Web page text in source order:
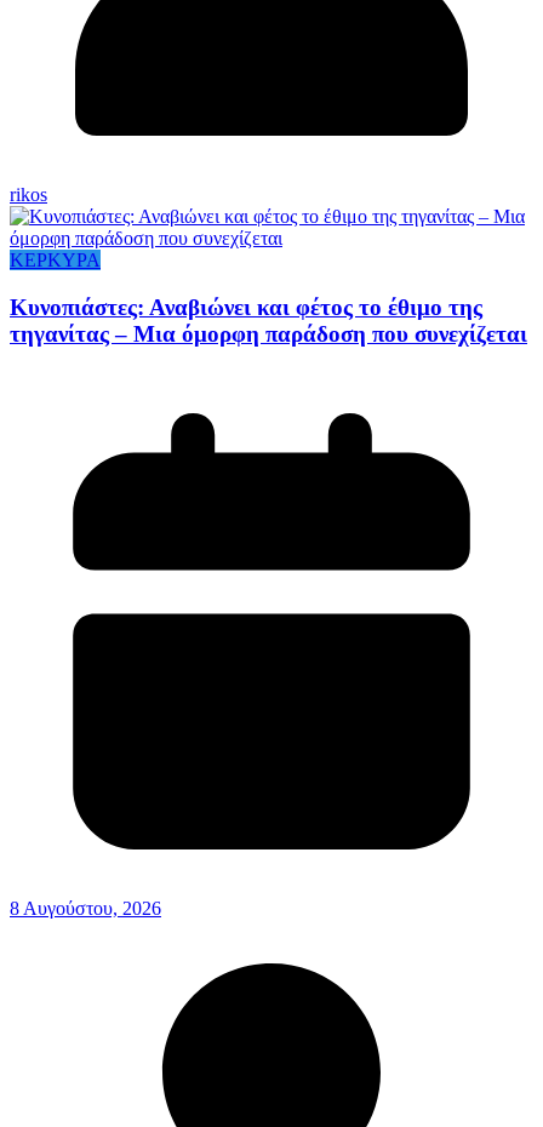
rikos
ΚΕΡΚΥΡΑ
Κυνοπιάστες: Αναβιώνει και φέτος το έθιμο της
τηγανίτας – Μια όμορφη παράδοση που συνεχίζεται
8 Αυγούστου, 2026